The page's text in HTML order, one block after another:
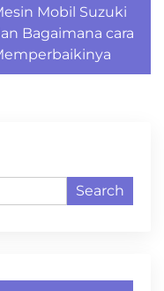
Mobil Suzuki
Bagaimana cara
Search